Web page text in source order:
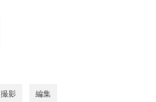
撮影 編集